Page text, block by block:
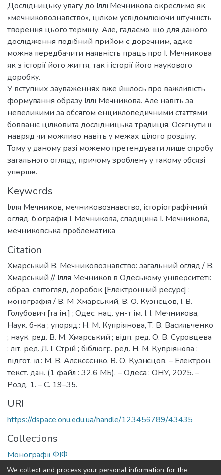
Дослідницьку увагу до Іллі Мечникова окреслимо як
«мечниковознавство», цілком усвідомлюючи штучність
творення цього терміну. Але, гадаємо, що для даного
дослідження подібний прийом є доречним, адже
можна передбачити наявність праць про І. Мечникова
як з історії його життя, так і історії його наукового
доробку.
У вступних зауваженнях вже йшлось про важливість
формування образу Іллі Мечникова. Але навіть за
невеликими за обсягом енциклопедичними статтями
бовваніє цілковита дослідницька традиція. Осягнути її
навряд чи можливо навіть у межах цілого розділу.
Тому у даному разі можемо претендувати лише спробу
загального огляду, причому зроблену у такому обсязі
уперше.
Keywords
Ілля Мечников, мечниковознавство, історіографічний
огляд, біографія І. Мечникова, спадщина І. Мечникова,
мечниковська проблематика
Citation
Хмарський В. Мечниковознавство: загальний огляд / В.
Хмарський // Ілля Мечников в Одеському університеті:
образ, світогляд, доробок [Електронний ресурс] :
монографія / В. М. Хмарський, В. О. Кузнєцов, І. В.
Голубович [та ін.] ; Одес. нац. ун-т ім. І. І. Мечникова,
Наук. б-ка ; упоряд.: Н. М. Купріянова, Т. В. Васильченко
; наук. ред. В. М. Хмарський ; відп. ред. О. В. Суровцева
; літ. ред. Л. І. Стрій ; бібліогр. ред. Н. М. Купріянова ;
підгот. іл.: М. В. Алєксєєнко, В. О. Кузнєцов. – Електрон.
текст. дан. (1 файл : 32,6 МБ). – Одеса : ОНУ, 2025. –
Розд. 1. – С. 19–35.
URI
https://dspace.onu.edu.ua/handle/123456789/43435
Collections
Монографії ФІФ
We collect and process your personal information for the